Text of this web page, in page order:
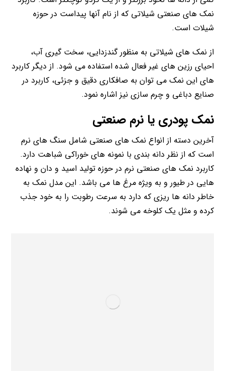
نمک های صنعتی شیلاتی که از نام آنها پیداست در حوزه
شیلات است.
از نمک های شیلاتی به منظور گندزدایی، سخت گیری آب،
احیای رزین های غیر فعال شده استفاده می شود. از دیگر کاربرد
های این نمک می توان به صافکاری دقیق و جزئی، کاربرد در
صنایع دباغی و چرم سازی نیز اشاره نمود.
نمک پودری یا نرم صنعتی
آخرین دسته از انواع نمک های صنعتی شامل سنگ های نرم
است که از نظر دانه بندی با نمونه های خوراکی شباهت دارد.
کاربرد نمک های صنعتی نرم در حوزه تولید اسید و دان و نهاده
هایی در طیور و به ویژه مرغ ها می باشد. این مدل نمک به
خاطر دانه ها ریزی که دارد به سرعت رطوبت را به خود جذب
کرده و مثل یک کلوخه می شوند.